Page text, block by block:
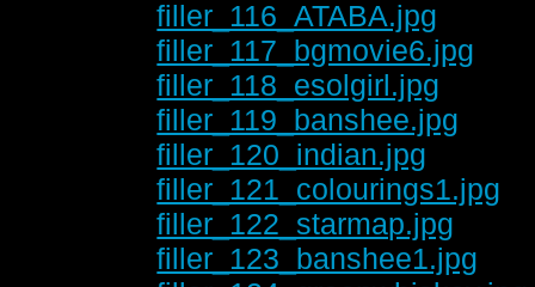
filler_116_ATABA.jpg
filler_117_bgmovie6.jpg
filler_118_esolgirl.jpg
filler_119_banshee.jpg
filler_120_indian.jpg
filler_121_colourings1.jpg
filler_122_starmap.jpg
filler_123_banshee1.jpg